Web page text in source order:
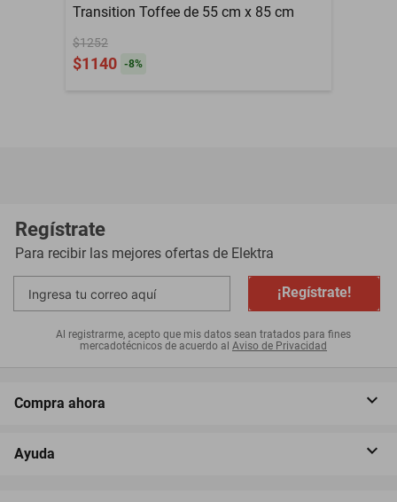
Transition Toffee de 55 cm x 85 cm
$1252
$1140 -8%
Regístrate
Para recibir las mejores ofertas de Elektra
¡Regístrate!
Al registrarme, acepto que mis datos sean tratados para fines
mercadotécnicos de acuerdo al Aviso de Privacidad
Compra ahora
Ayuda